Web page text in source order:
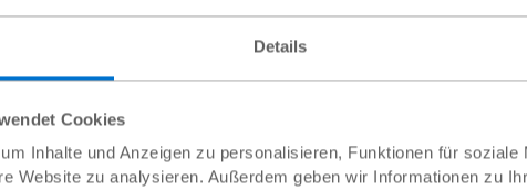
Details
Cookies
Inhalte und Anzeigen zu personalisieren, Funktionen für soziale
Website zu analysieren. Außerdem geben wir Informationen zu
sind vor allem Kinder vielzähligen psychosozialen
und familiärer Strukturen. Ebenso stellt die Sorge um
Nach der Flucht wiegen diese für die Entwicklung der Kinder
Spannungen, zu denen beispielsweise
Einfluss auf die Entfaltung des Familienlebens. Bereits
oder wenige Rückzugs- und
schutzsuchender Ukrainer:innen weiter verstärkt.